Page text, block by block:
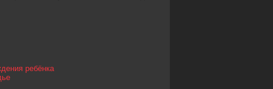
ребёнка